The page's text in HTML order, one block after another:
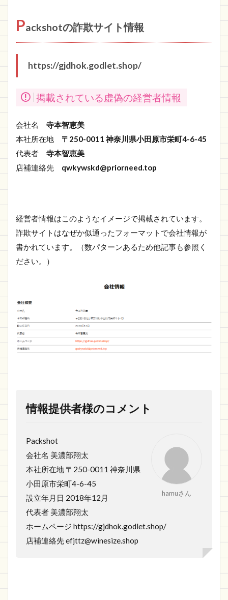
Packshotの詐欺サイト情報
https://gjdhok.godlet.shop/
掲載されている虚偽の経営者情報
会社名 寺本智恵美
本社所在地 〒250-0011 神奈川県小田原市栄町4-6-45
代表者 寺本智恵美
店補連絡先 qwkywskd@priorneed.top
経営者情報はこのようなイメージで掲載されています。
詐欺サイトはなぜか似通ったフォーマットで会社情報が
書かれています。（数パターンあるため他記事も参照く
ださい。）
情報提供者様のコメント
hamuさん
Packshot
会社名 美濃部翔太
本社所在地 〒250-0011 神奈川県
小田原市栄町4-6-45
設立年月日 2018年12月
代表者 美濃部翔太
ホームページ https://gjdhok.godlet.shop/
店補連絡先 efjttz@winesize.shop